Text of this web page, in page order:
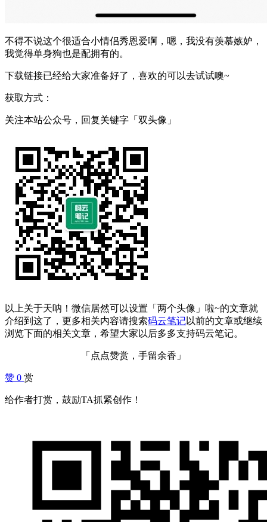
不得不说这个很适合小情侣秀恩爱啊，嗯，我没有羡慕嫉妒，
我觉得单身狗也是配拥有的。
下载链接已经给大家准备好了，喜欢的可以去试试噢~
获取方式：
关注本站公众号，回复关键字「双头像」
以上关于天呐！微信居然可以设置「两个头像」啦~的文章就
介绍到这了，更多相关内容请搜索码云笔记以前的文章或继续
浏览下面的相关文章，希望大家以后多多支持码云笔记。
「点点赞赏，手留余香」
赞 0 赏
给作者打赏，鼓励TA抓紧创作！